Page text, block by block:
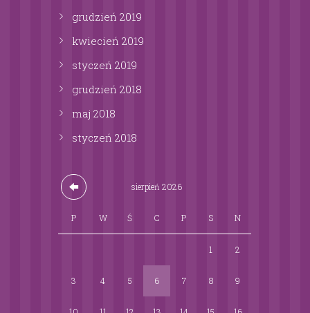
grudzień 2019
kwiecień 2019
styczeń 2019
grudzień 2018
maj 2018
styczeń 2018
sierpień 2026
P W Ś C P S N
1 2
3 4 5 6 7 8 9